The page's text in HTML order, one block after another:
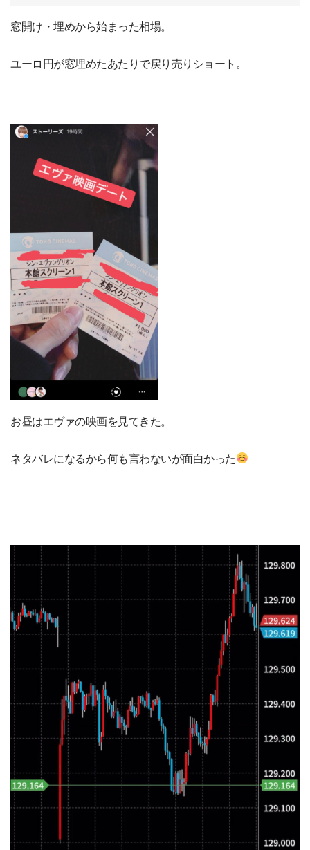
窓開け・埋めから始まった相場。
ユーロ円が窓埋めたあたりで戻り売りショート。
お昼はエヴァの映画を見てきた。
ネタバレになるから何も言わないが面白かった